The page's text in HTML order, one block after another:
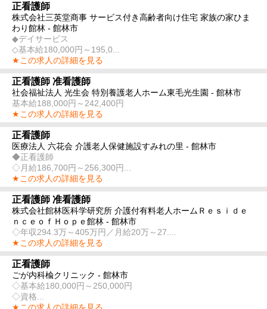
正看護師
株式会社三英堂商事 サービス付き高齢者向け住宅 家族の家ひま
わり館林 - 館林市
◆デイサービス
◇基本給180,000円～195,0...
★この求人の詳細を見る
正看護師 准看護師
社会福祉法人 光生会 特別養護老人ホーム東毛光生園 - 館林市
基本給188,000円～242,400円
★この求人の詳細を見る
正看護師
医療法人 六花会 介護老人保健施設すみれの里 - 館林市
◆正看護師
◇月給186,700円～256,300円...
★この求人の詳細を見る
正看護師 准看護師
株式会社館林医科学研究所 介護付有料老人ホームＲｅｓｉｄｅ
ｎｃｅｏｆＨｏｐｅ館林 - 館林市
◇年収294.3万～405万円／月給20万～27....
★この求人の詳細を見る
正看護師
ごが内科楡クリニック - 館林市
◇基本給180,000円～250,000円
◇資格...